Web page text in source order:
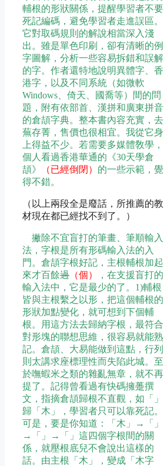
輔根的形狀關係，提醒學習者不要
死記編碼，避免學習者走進誤區。
它對取碼規則的解說相當深入淺
出。雖是單色印刷，卻有清晰的例
字圖解，分析一些容易拆錯和誤解
的字。作者還特地說明異體字、香
港字，以及不同系統（如微軟
Windows、倚天、國喬等）間的問
題，附有依部首、漢拼和廣東拼音
的倉頡字典。整本書內容充實，去
蕪存菁，售價也很相宜。我從它身
上得益不少。若需要多媒體敎學，
個人看過香港華通的《30天學倉
頡》
（已經倒閉） 的一些示範，覺
得不錯。
（以上兩段全是廢話，所推薦的教
材現在都已經找不到了。）
撇除不宜盲打的筆畫、筆順輸入
法，字根是所有形碼輸入法的入
門。倉頡字根好記，主根輔根加起
來才百餘過 （個）
，在支援盲打的
輸入法中，它是最少的了。1)輔根
皆與主根繫之以形，把這個輔根的
形狀加點變化，就可想到下個輔
根。用這方法去歸納字根，最符合
對形塊的聯想思維，很容易就能熟
記。倉頡、大易能做到這點，行列
則太講求座標理性而失陷此城。至
於嘸蝦米之類的雜亂無章，就不再
提了。記得曾看過有快碼擁躉撰
文，指摘倉頡歸根不直觀，如「」
歸「木」，學習者只可以靠死記。
可是，要是你知道：「木」→「」
→「」→「」這四個字根間的關
係，就壓根底兒不會說出這樣的
話。由主根「木」，變成「木字